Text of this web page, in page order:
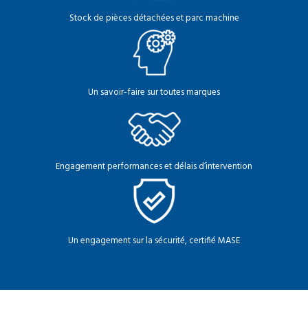
Stock de pièces détachées et parc machine
Un savoir-faire sur toutes marques
Engagement performances et délais d’intervention
Un engagement sur la sécurité, certifié MASE